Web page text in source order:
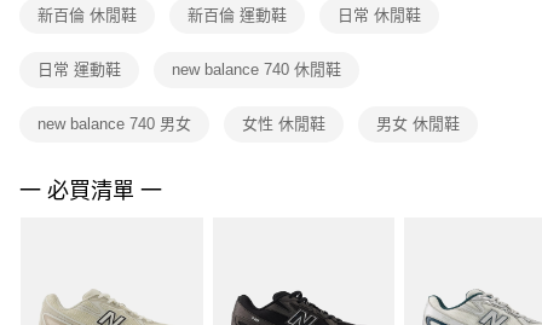
１．透過由恩沛科技股份有限公司提供之「AFTEE先享後付」服務完成之交
權轉讓予恩沛科技股份有限公司。
３．未成年的使用者請事先徵得法定代理人或監護人之同意方可使用
４．使用「AFTEE先享後付」時，將依據個別帳號之用戶狀況，依本公司即
新百倫 休閒鞋 新百倫 運動鞋 日常 休閒鞋
日常 運動鞋 new balance 740 休閒鞋
new balance 740 男女 女性 休閒鞋 男女 休閒鞋
一 必買清單 一